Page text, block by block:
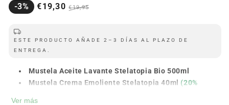
-3% Precio
€19,30 Precio
€19,95
ESTE PRODUCTO AÑADE 2–3 DÍAS AL PLAZO DE
ENTREGA.
Mustela Aceite Lavante Stelatopia Bio 500ml
Mustela Crema Emoliente Stelatopia 40ml (20%
Ver más